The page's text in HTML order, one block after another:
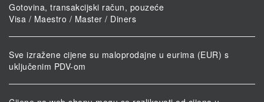
Gotovina, transakcijski račun, pouzeće
Visa / Maestro / Master / Diners
Sve izražene cijene su maloprodajne u eurima (EUR) s
uključenim PDV-om